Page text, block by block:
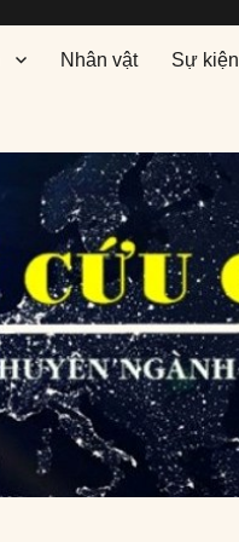
Nhân vật Sự kiện